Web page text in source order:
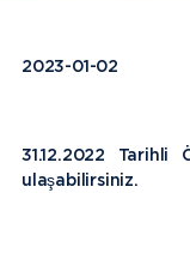
2023-01-02
31.12.2022 Tarihli
ulaşabilirsiniz.
KISAYOLLAR